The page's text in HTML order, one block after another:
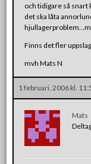
och tidigare så snart
det ska låta
Finns det fler
mvh Mats N
1 februari, 2006 kl.
Mats